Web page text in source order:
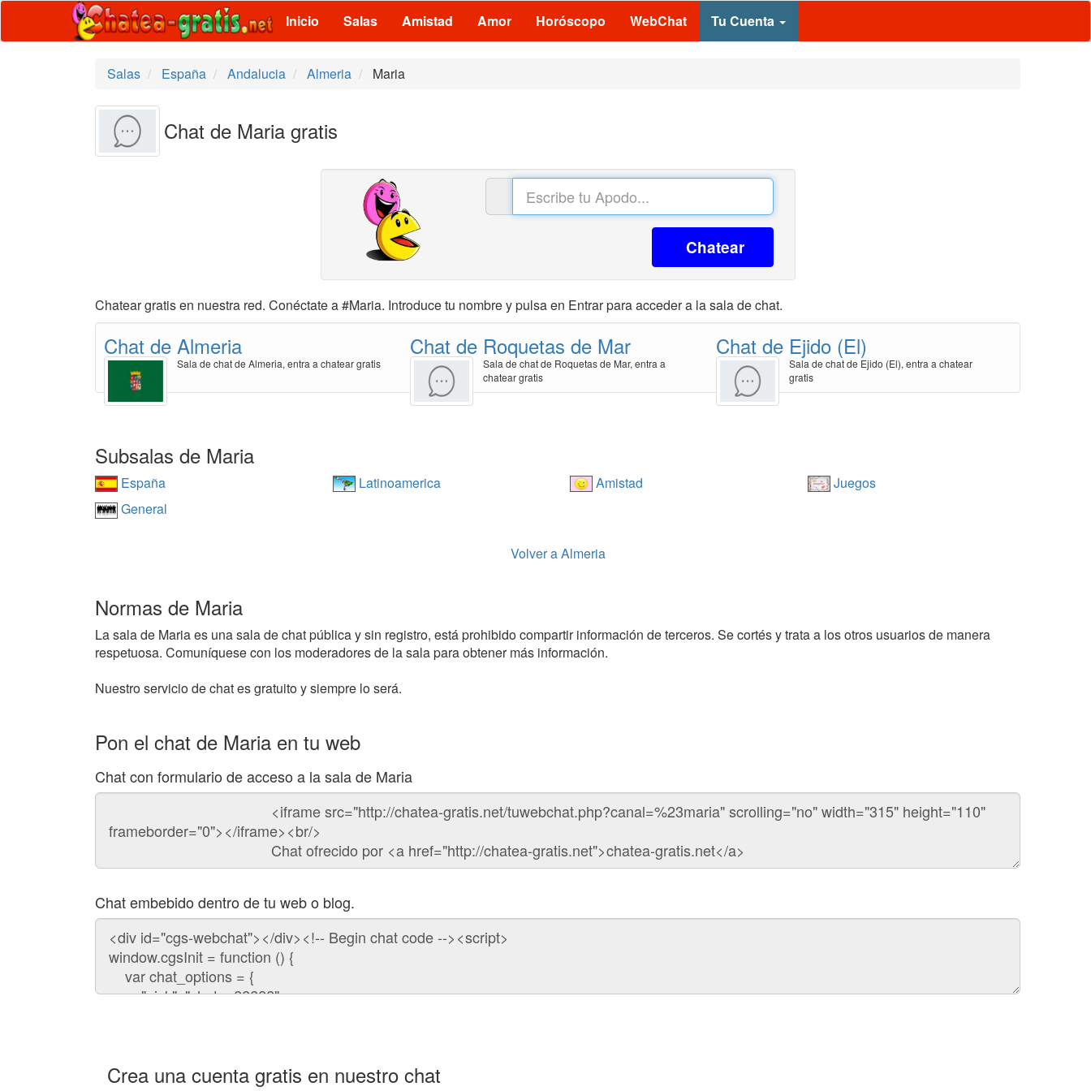
Inicio Salas Amistad Amor Horóscopo WebChat Tu Cuenta
Salas España Andalucia Almeria Maria
Chat de Maria gratis
Chatear
Chatear gratis en nuestra red. Conéctate a #Maria. Introduce tu nombre y pulsa en Entrar para acceder a la sala de chat.
Chat de Almeria
Sala de chat de Almeria, entra a chatear gratis
Chat de Roquetas de Mar
Sala de chat de Roquetas de Mar, entra a
chatear gratis
Chat de Ejido (El)
Sala de chat de Ejido (El), entra a chatear
gratis
Subsalas de Maria
España Latinoamerica Amistad
Juegos
General
Volver a Almeria
Normas de Maria
La sala de Maria es una sala de chat pública y sin registro, está prohibido compartir información de terceros. Se cortés y trata a los otros usuarios de manera
respetuosa. Comuníquese con los moderadores de la sala para obtener más información.
Nuestro servicio de chat es gratuito y siempre lo será.
Pon el chat de Maria en tu web
Chat con formulario de acceso a la sala de Maria
Código
chat
Chat embebido dentro de tu web o blog.
Código
para
embeber
chat
Crea una cuenta gratis en nuestro chat